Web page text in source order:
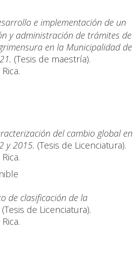
e implementación de un
y administración de trámites de
en la Municipalidad de
(Tesis de maestría).
del cambio global en
y 2015. (Tesis de Licenciatura).
de clasificación de la
(Tesis de Licenciatura).